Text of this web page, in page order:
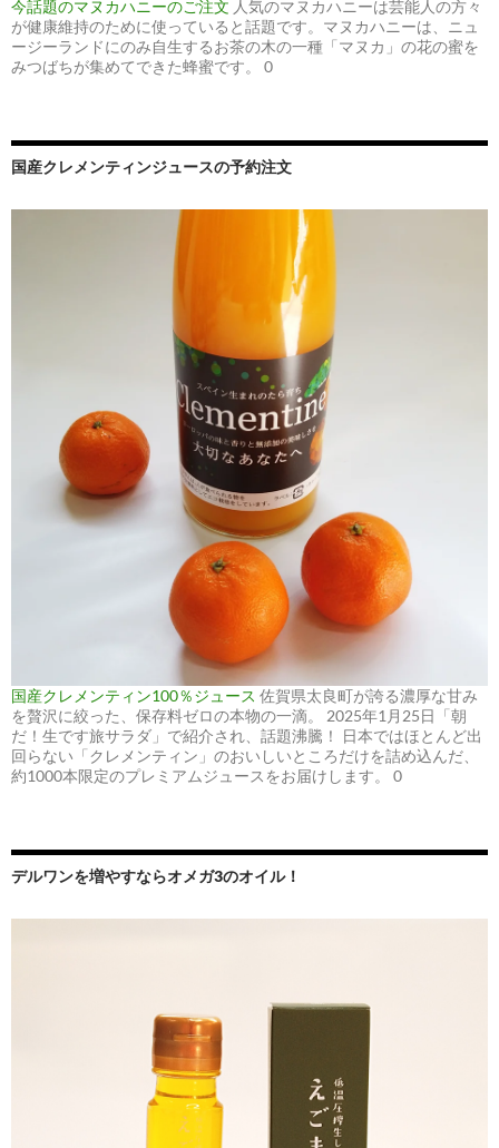
今話題のマヌカハニーのご注文 人気のマヌカハニーは芸能人の方々
が健康維持のために使っていると話題です。マヌカハニーは、ニュ
ージーランドにのみ自生するお茶の木の一種「マヌカ」の花の蜜を
みつばちが集めてできた蜂蜜です。 0
国産クレメンティンジュースの予約注文
国産クレメンティン100％ジュース 佐賀県太良町が誇る濃厚な甘み
を贅沢に絞った、保存料ゼロの本物の一滴。 2025年1月25日「朝
だ！生です旅サラダ」で紹介され、話題沸騰！ 日本ではほとんど出
回らない「クレメンティン」のおいしいところだけを詰め込んだ、
約1000本限定のプレミアムジュースをお届けします。 0
デルワンを増やすならオメガ3のオイル！